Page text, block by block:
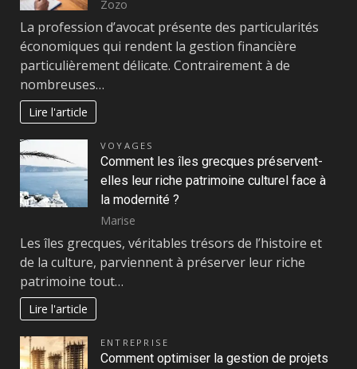
Zozo
La profession d’avocat présente des particularités
économiques qui rendent la gestion financière
particulièrement délicate. Contrairement à de
nombreuses…
Lire l'article
VOYAGES
Comment les îles grecques préservent-
elles leur riche patrimoine culturel face à
la modernité ?
Marise
Les îles grecques, véritables trésors de l’histoire et
de la culture, parviennent à préserver leur riche
patrimoine tout…
Lire l'article
ENTREPRISE
Comment optimiser la gestion de projets